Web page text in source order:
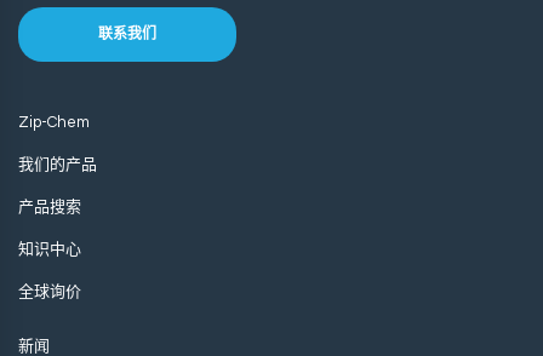
联系我们
Zip-Chem
我们的产品
产品搜索
知识中心
全球询价
新闻